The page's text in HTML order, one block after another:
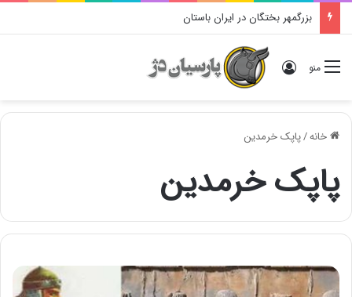
بزرگمهر بختگان در ایران باستان
منو ورود
خانه/پاپک خرمدین
پاپک خرمدین